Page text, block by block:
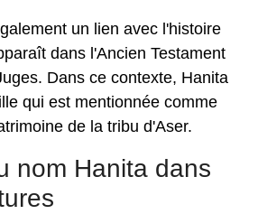
un lien avec l'histoire
dans l'Ancien Testament
Dans ce contexte, Hanita
qui est mentionnée comme
de la tribu d'Aser.
nom Hanita dans